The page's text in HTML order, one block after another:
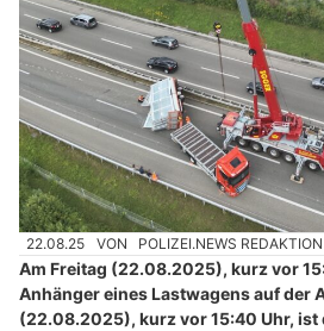
22.08.25 VON POLIZEI.NEWS REDAKTION
Am Freitag (22.08.2025), kurz vor
Anhänger eines Lastwagens auf der
(22.08.2025), kurz vor 15:40 Uhr, ist